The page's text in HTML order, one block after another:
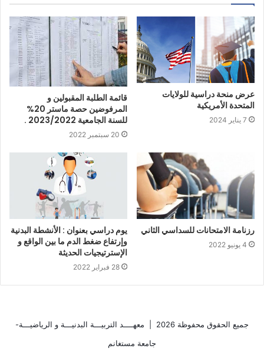
عرض منحة دراسية للولايات
المتحدة الأمريكية
7 يناير 2024
قائمة الطلبة المقبولين و
المرفوضين حصة ماستر 20%
للسنة الجامعية 2023/2022 .
20 سبتمبر 2022
رزنامة الامتحانات للسداسي الثاني
4 يونيو 2022
يوم دراسي بعنوان : الأنشطة البدنية
وإرتفاع ضغط الدم ما بين الواقع و
الإسترتيجيات الحديثة
28 فبراير 2022
جميع الحقوق محفوظة 2026 |
معهــــد التربيـــة البدنيـــة و الرياضيـــة-
جامعة مستغانم